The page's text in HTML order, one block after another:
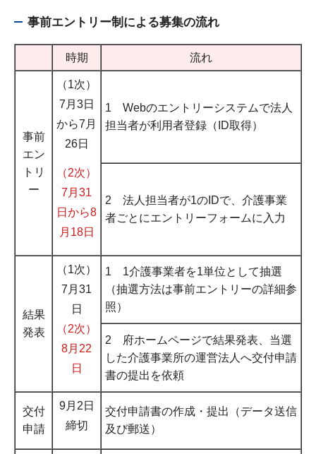
事前エントリー制による募集の流れ
時期 流れ
事前
エン
トリ
ー
（1次）
7月3日
から7月
26日
（2次）
7月31
日から8
月18日
1 Webのエントリーシステムで法人
担当者が利用者登録（ID取得）
2 法人担当者が1のIDで、介護事業
者ごとにエントリーフォームに入力
結果
発表
（1次）
7月31
日
（2次）
8月22
日
1 1介護事業者を1単位として抽選
（抽選方法は事前エントリーの詳細参
照）
2 府ホームページで結果発表、当選
した介護事業所の運営法人へ交付申請
書の提出を依頼
交付
申請
9月2日
締切
交付申請書の作成・提出（データ送信
及び郵送）